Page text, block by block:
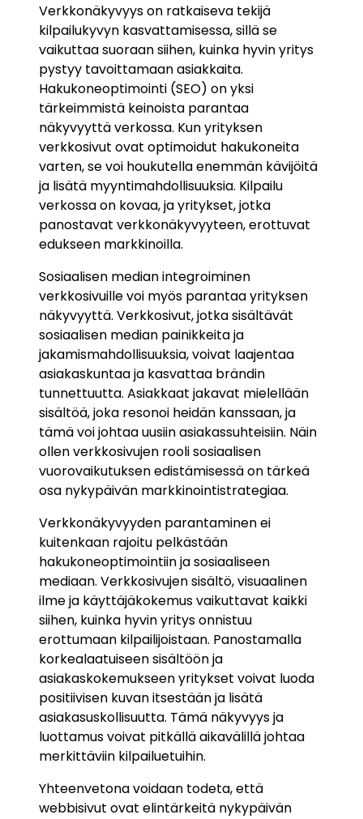
Verkkonäkyvyys on ratkaiseva tekijä
kilpailukyvyn kasvattamisessa, sillä se
vaikuttaa suoraan siihen, kuinka hyvin yritys
pystyy tavoittamaan asiakkaita.
Hakukoneoptimointi (SEO) on yksi
tärkeimmistä keinoista parantaa
näkyvyyttä verkossa. Kun yrityksen
verkkosivut ovat optimoidut hakukoneita
varten, se voi houkutella enemmän kävijöitä
ja lisätä myyntimahdollisuuksia. Kilpailu
verkossa on kovaa, ja yritykset, jotka
panostavat verkkonäkyvyyteen, erottuvat
edukseen markkinoilla.
Sosiaalisen median integroiminen
verkkosivuille voi myös parantaa yrityksen
näkyvyyttä. Verkkosivut, jotka sisältävät
sosiaalisen median painikkeita ja
jakamismahdollisuuksia, voivat laajentaa
asiakaskuntaa ja kasvattaa brändin
tunnettuutta. Asiakkaat jakavat mielellään
sisältöä, joka resonoi heidän kanssaan, ja
tämä voi johtaa uusiin asiakassuhteisiin. Näin
ollen verkkosivujen rooli sosiaalisen
vuorovaikutuksen edistämisessä on tärkeä
osa nykypäivän markkinointistrategiaa.
Verkkonäkyvyyden parantaminen ei
kuitenkaan rajoitu pelkästään
hakukoneoptimointiin ja sosiaaliseen
mediaan. Verkkosivujen sisältö, visuaalinen
ilme ja käyttäjäkokemus vaikuttavat kaikki
siihen, kuinka hyvin yritys onnistuu
erottumaan kilpailijoistaan. Panostamalla
korkealaatuiseen sisältöön ja
asiakaskokemukseen yritykset voivat luoda
positiivisen kuvan itsestään ja lisätä
asiakasuskollisuutta. Tämä näkyvyys ja
luottamus voivat pitkällä aikavälillä johtaa
merkittäviin kilpailuetuihin.
Yhteenvetona voidaan todeta, että
webbisivut ovat elintärkeitä nykypäivän